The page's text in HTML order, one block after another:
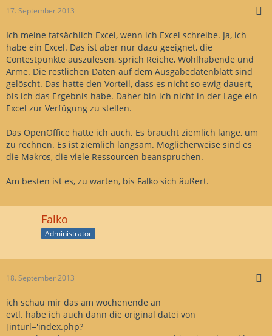
17. September 2013
Ich meine tatsächlich Excel, wenn ich Excel schreibe. Ja, ich
habe ein Excel. Das ist aber nur dazu geeignet, die
Contestpunkte auszulesen, sprich Reiche, Wohlhabende und
Arme. Die restlichen Daten auf dem Ausgabedatenblatt sind
gelöscht. Das hatte den Vorteil, dass es nicht so ewig dauert,
bis ich das Ergebnis habe. Daher bin ich nicht in der Lage ein
Excel zur Verfügung zu stellen.
Das OpenOffice hatte ich auch. Es braucht ziemlich lange, um
zu rechnen. Es ist ziemlich langsam. Möglicherweise sind es
die Makros, die viele Ressourcen beanspruchen.
Am besten ist es, zu warten, bis Falko sich äußert.
Falko
Administrator
18. September 2013
ich schau mir das am wochenende an
evtl. habe ich auch dann die original datei von
[inturl='index.php?